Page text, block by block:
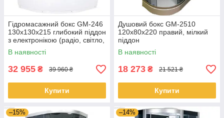
Гідромасажний бокс GM-246
130x130x215 глибокий піддон
з електронікою (радіо, світло,
витяжка) і гідромасажем
В наявності
32 955 ₴ 39 960 ₴
Купити
Душовий бокс GM-2510
120x80x220 правий, мілкий
піддон
В наявності
18 273 ₴ 21 521 ₴
Купити
–15% –14%